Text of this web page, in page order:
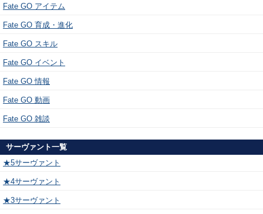
Fate GO アイテム
Fate GO 育成・進化
Fate GO スキル
Fate GO イベント
Fate GO 情報
Fate GO 動画
Fate GO 雑談
サーヴァント一覧
★5サーヴァント
★4サーヴァント
★3サーヴァント